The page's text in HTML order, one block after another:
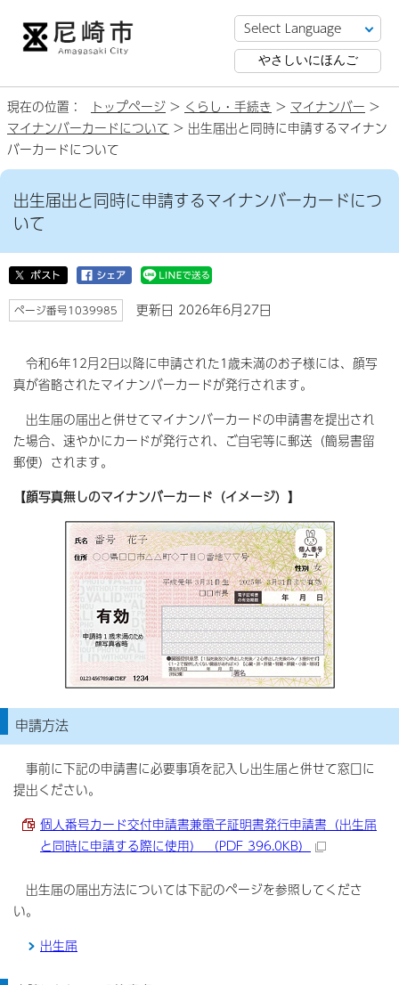
やさしいにほんご
現在の位置： トップページ > くらし・手続き > マイナンバー >
マイナンバーカードについて > 出生届出と同時に申請するマイナン
バーカードについて
出生届出と同時に申請するマイナンバーカードにつ
いて
ページ番号1039985 更新日 2026年6月27日
令和6年12月2日以降に申請された1歳未満のお子様には、顔写
真が省略されたマイナンバーカードが発行されます。
出生届の届出と併せてマイナンバーカードの申請書を提出され
た場合、速やかにカードが発行され、ご自宅等に郵送（簡易書留
郵便）されます。
【顔写真無しのマイナンバーカード（イメージ）】
申請方法
事前に下記の申請書に必要事項を記入し出生届と併せて窓口に
提出ください。
個人番号カード交付申請書兼電子証明書発行申請書（出生届
と同時に申請する際に使用） （PDF 396.0KB）
出生届の届出方法については下記のページを参照してくださ
い。
出生届